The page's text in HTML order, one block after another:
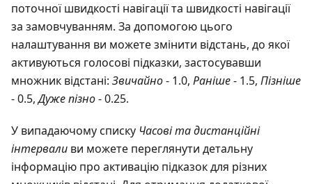
поточної швидкості навігації та швидкості навігації
за замовчуванням. За допомогою цього
налаштування ви можете змінити відстань, до якої
активуються голосові підказки, застосувавши
множник відстані: Звичайно- 1.0, Раніше- 1.5, Пізніше
- 0.5,Дуже пізно- 0.25.
У випадаючому списку Часові та дистанційні
інтервали ви можете переглянути детальну
інформацію про активацію підказок для різних